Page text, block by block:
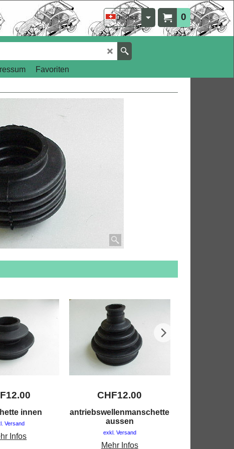
0
Deutsch
Favoriten
12.00
innen
Versand
Infos
CHF12.00
antriebswellenmanschette
aussen
exkl. Versand
Mehr Infos